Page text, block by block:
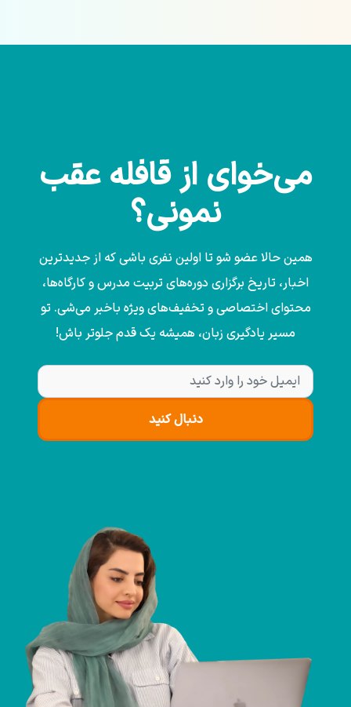
می‌خوای از قافله عقب
نمونی؟
همین حالا عضو شو تا اولین نفری باشی که از جدیدترین
اخبار، تاریخ برگزاری دوره‌های تربیت مدرس و کارگاه‌ها،
محتوای اختصاصی و تخفیف‌های ویژه باخبر می‌شی. تو
مسیر یادگیری زبان، همیشه یک قدم جلوتر باش!
دنبال کنید